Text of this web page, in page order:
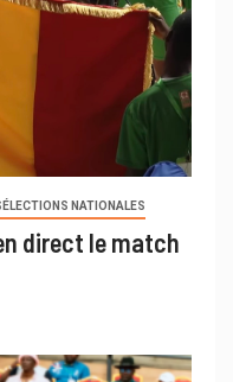
NATIONALES
direct le match